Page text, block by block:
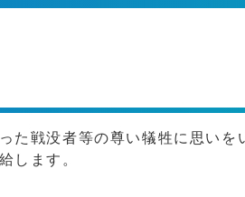
た戦没者等の尊い犠牲に思いを
します。